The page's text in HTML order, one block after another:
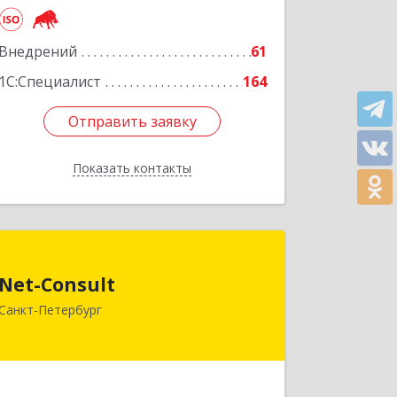
Внедрений
61
1С:Специалист
164
Отправить заявку
Показать контакты
Отправить заявку
Назад
Net-Consult
Петербург
ул, дом № 8, корпус Б, кв.10-Н, оф. 436,